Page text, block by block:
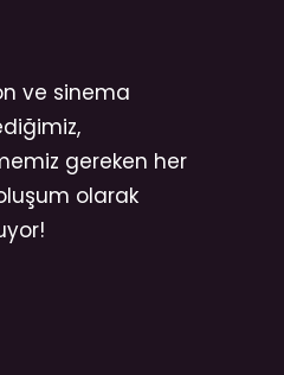
ve sinema
gereken her
olarak